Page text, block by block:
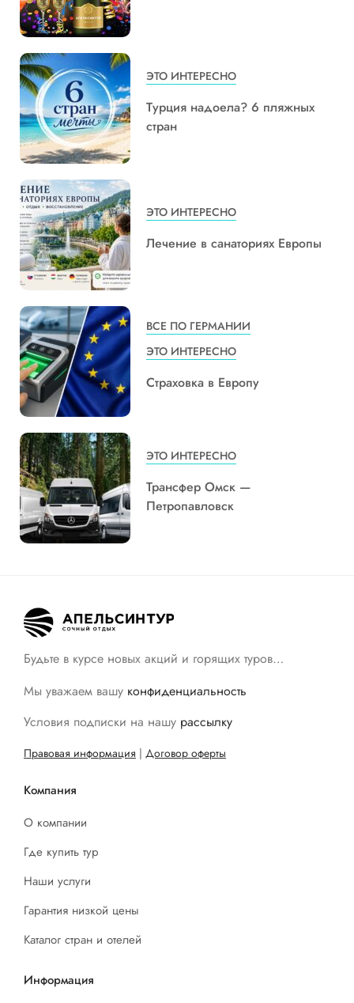
ЭТО ИНТЕРЕСНО
Турция надоела? 6 пляжных
стран
ЭТО ИНТЕРЕСНО
Лечение в санаториях Европы
ВСЕ ПО ГЕРМАНИИ
ЭТО ИНТЕРЕСНО
Страховка в Европу
ЭТО ИНТЕРЕСНО
Трансфер Омск —
Петропавловск
Будьте в курсе новых акций и горящих туров…
Мы уважаем вашу конфиденциальность
Условия подписки на нашу рассылку
Правовая информация | Договор оферты
Компания
О компании
Где купить тур
Наши услуги
Гарантия низкой цены
Каталог стран и отелей
Информация